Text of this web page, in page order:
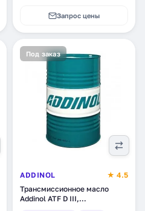
Запрос цены
Под заказ
ADDINOL
★ 4.5
Трансмиссионное масло
Addinol ATF D III,